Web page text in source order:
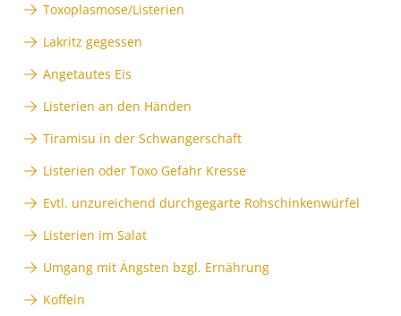
Toxoplasmose/Listerien
Lakritz gegessen
Angetautes Eis
Listerien an den Händen
Tiramisu in der Schwangerschaft
Listerien oder Toxo Gefahr Kresse
Evtl. unzureichend durchgegarte Rohschinkenwürfel
Listerien im Salat
Umgang mit Ängsten bzgl. Ernährung
Koffein